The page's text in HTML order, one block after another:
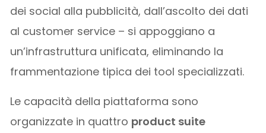
dei social alla pubblicità, dall’ascolto dei dati
al customer service – si appoggiano a
un’infrastruttura unificata, eliminando la
frammentazione tipica dei tool specializzati.
Le capacità della piattaforma sono
organizzate in quattro product suite